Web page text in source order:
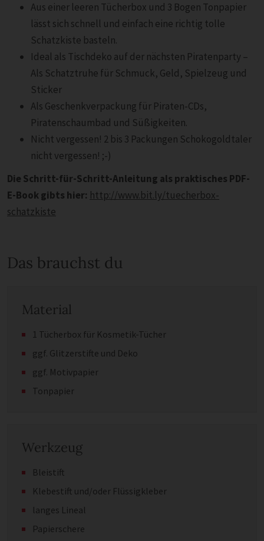
Aus einer leeren Tücherbox und 3 Bogen Tonpapier
lässt sich schnell und einfach eine richtig tolle
Schatzkiste basteln.
Ideal als Tischdeko auf der nächsten Piratenparty –
Als Schatztruhe für Schmuck, Geld, Spielzeug und
Sticker
Als Geschenkverpackung für Piraten-CDs,
Piratenschaumbad und Süßigkeiten.
Nicht vergessen! 2 bis 3 Packungen Schokogoldtaler
nicht vergessen! ;-)
Die Schritt-für-Schritt-Anleitung als praktisches PDF-
E-Book gibts hier: http://www.bit.ly/tuecherbox-
schatzkiste
Das brauchst du
Material
1 Tücherbox für Kosmetik-Tücher
ggf. Glitzerstifte und Deko
ggf. Motivpapier
Tonpapier
Werkzeug
Bleistift
Klebestift und/oder Flüssigkleber
langes Lineal
Papierschere